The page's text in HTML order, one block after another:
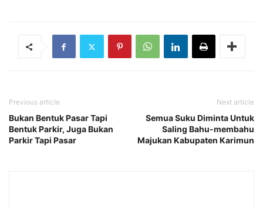
Previous article
Bukan Bentuk Pasar Tapi
Bentuk Parkir, Juga Bukan
Parkir Tapi Pasar
Next article
Semua Suku Diminta Untuk
Saling Bahu-membahu
Majukan Kabupaten Karimun